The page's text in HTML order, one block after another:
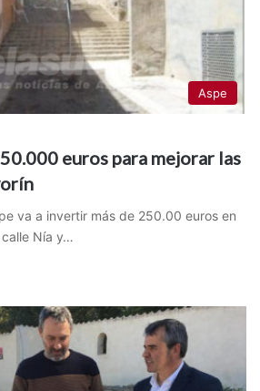
Aspe
euros para mejorar las
va a invertir más de 250.00 euros en
Nía y…